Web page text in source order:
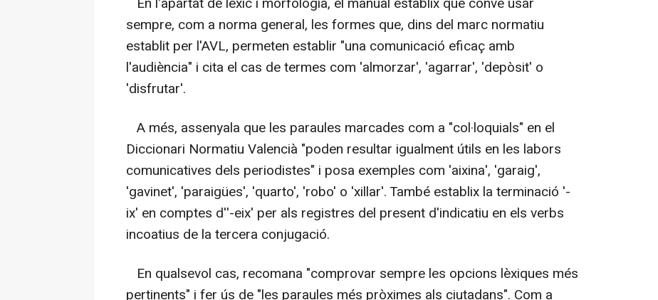
sempre, com a norma general, les formes que, dins del marc normatiu
establit per l'AVL, permeten establir "una comunicació eficaç amb
l'audiència" i cita el cas de termes com 'almorzar', 'agarrar', 'depòsit' o
'disfrutar'.
A més, assenyala que les paraules marcades com a "col·loquials" en el
Diccionari Normatiu Valencià "poden resultar igualment útils en les labors
comunicatives dels periodistes" i posa exemples com 'aixina', 'garaig',
'gavinet', 'paraigües', 'quarto', 'robo' o 'xillar'. També establix la terminació '-
ix' en comptes d''-eix' per als registres del present d'indicatiu en els verbs
incoatius de la tercera conjugació.
En qualsevol cas, recomana "comprovar sempre les opcions lèxiques més
pertinents" i fer ús de "les paraules més pròximes als ciutadans". Com a